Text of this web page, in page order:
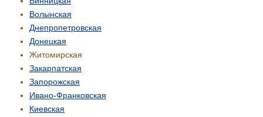
Волынская
Днепропетровская
Донецкая
Житомирская
Закарпатская
Запорожская
Ивано-Франковская
Киевская